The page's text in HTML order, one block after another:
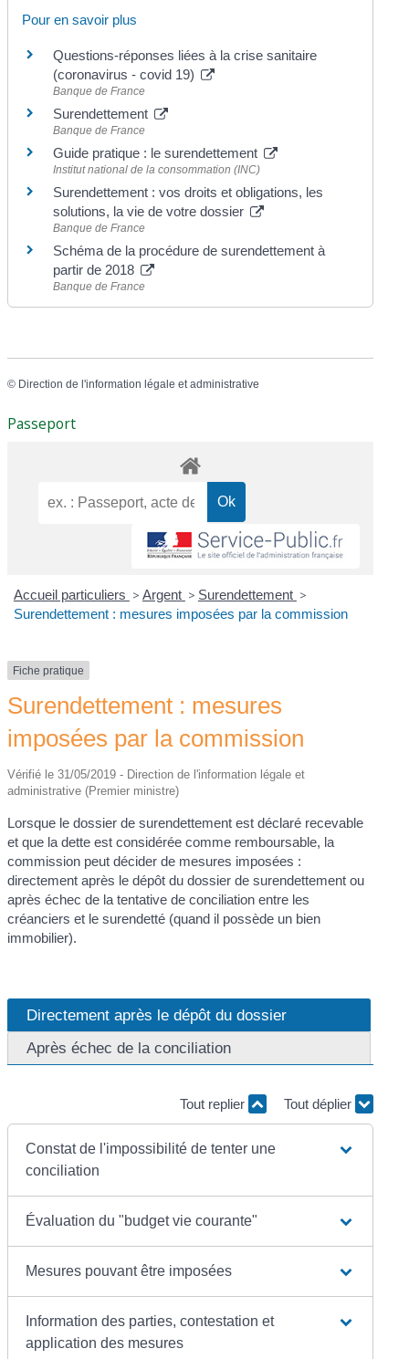
Pour en savoir plus
Questions-réponses liées à la crise sanitaire
(coronavirus - covid 19)
Banque de France
Surendettement
Banque de France
Guide pratique : le surendettement
Institut national de la consommation (INC)
Surendettement : vos droits et obligations, les
solutions, la vie de votre dossier
Banque de France
Schéma de la procédure de surendettement à
partir de 2018
Banque de France
© Direction de l'information légale et administrative
Passeport
Accueil particuliers > Argent > Surendettement >
Surendettement : mesures imposées par la commission
Fiche pratique
Surendettement : mesures
imposées par la commission
Vérifié le 31/05/2019 - Direction de l'information légale et
administrative (Premier ministre)
Lorsque le dossier de surendettement est déclaré recevable
et que la dette est considérée comme remboursable, la
commission peut décider de mesures imposées :
directement après le dépôt du dossier de surendettement ou
après échec de la tentative de conciliation entre les
créanciers et le surendetté (quand il possède un bien
immobilier).
Directement après le dépôt du dossier
Après échec de la conciliation
Tout replier Tout déplier
Constat de l'impossibilité de tenter une
conciliation
Évaluation du "budget vie courante"
Mesures pouvant être imposées
Information des parties, contestation et
application des mesures